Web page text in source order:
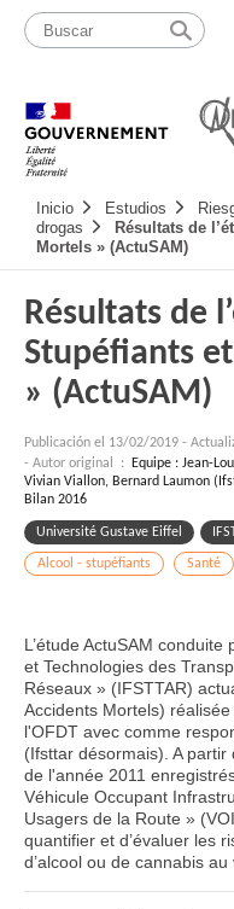
Pasar
contenido
Mapa
web
Navigation
principale
Inicio Estudios
drogas
Résultats de
Mortels » (ActuSAM)
Résultats de
Stupéfiants
» (ActuSAM)
Publicación el 13/02/2019 -
- Autor original :
Equipe : Jean-
Vivian Viallon, Bernard Laumon
Bilan 2016
Université Gustave Eiffel
Alcool - stupéfiants Santé
L’étude ActuSAM
et Technologies des
Réseaux » (IFSTTAR)
Accidents Mortels)
l'OFDT avec comme
(Ifsttar désormais). A
de l'année 2011
Véhicule Occupant
Usagers de la Route »
quantifier et d’évaluer les
d’alcool ou de cannabis au